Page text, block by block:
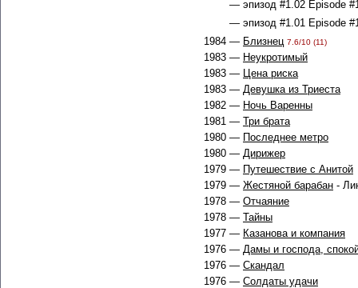
— эпизод #1.02 Episode
— эпизод #1.01 Episode
1984 — Близнец 7.6/10 (11)
1983 — Неукротимый
1983 — Цена риска
1983 — Девушка из Триеста
1982 — Ночь Варенны
1981 — Три брата
1980 — Последнее метро
1980 — Дирижер
1979 — Путешествие с Анитой
1979 — Жестяной барабан -
1978 — Отчаяние
1978 — Тайны
1977 — Казанова и компания
1976 — Дамы и господа,
1976 — Скандал
1976 — Солдаты удачи